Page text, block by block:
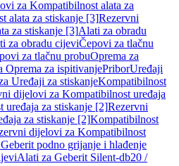
za Kompatibilnost alata za
alata za stiskanje [3]Rezervni
za stiskanje [3]Alati za obradu
za obradu cijeviČepovi za tlačnu
za tlačnu probuOprema za
Oprema za ispitivanjePriborUređaji
Uređaji za stiskanjeKompatibilnost
dijelovi za Kompatibilnost uređaja
uređaja za stiskanje [2]Rezervni
za stiskanje [2]Kompatibilnost
dijelovi za Kompatibilnost
podno grijanje i hlađenje
Alati za Geberit Silent-db20 /